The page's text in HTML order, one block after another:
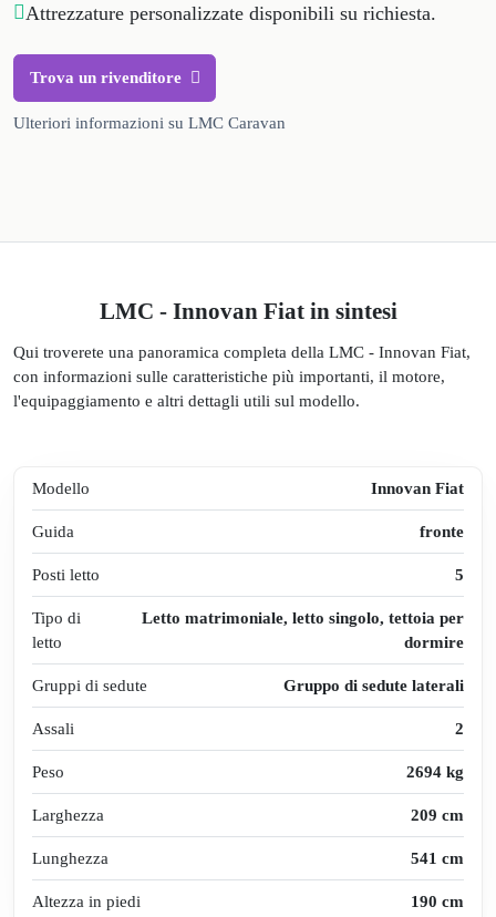
Attrezzature personalizzate disponibili su richiesta.
Trova un rivenditore
Ulteriori informazioni su LMC Caravan
LMC - Innovan Fiat in sintesi
Qui troverete una panoramica completa della LMC - Innovan Fiat,
con informazioni sulle caratteristiche più importanti, il motore,
l'equipaggiamento e altri dettagli utili sul modello.
Modello Innovan Fiat
Guida fronte
Posti letto 5
Tipo di
letto
Letto matrimoniale, letto singolo, tettoia per
dormire
Gruppi di sedute Gruppo di sedute laterali
Assali 2
Peso 2694 kg
Larghezza 209 cm
Lunghezza 541 cm
Altezza in piedi 190 cm